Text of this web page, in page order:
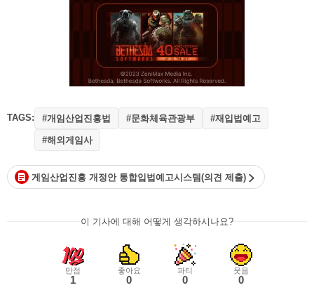
TAGS: #개임산업진흥법 #문화체육관광부 #재입법예고
#해외게임사
게임산업진흥 개정안 통합입법예고시스템(의견 제출)
이 기사에 대해 어떻게 생각하시나요?
만점
1
좋아요
0
파티
0
웃음
0